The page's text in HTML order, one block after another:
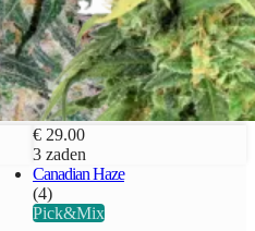
€ 29.00
3 zaden
Canadian Haze
(4)
Pick&Mix